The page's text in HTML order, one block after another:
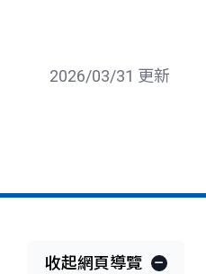
2026/03/31 更新
收起網頁導覽